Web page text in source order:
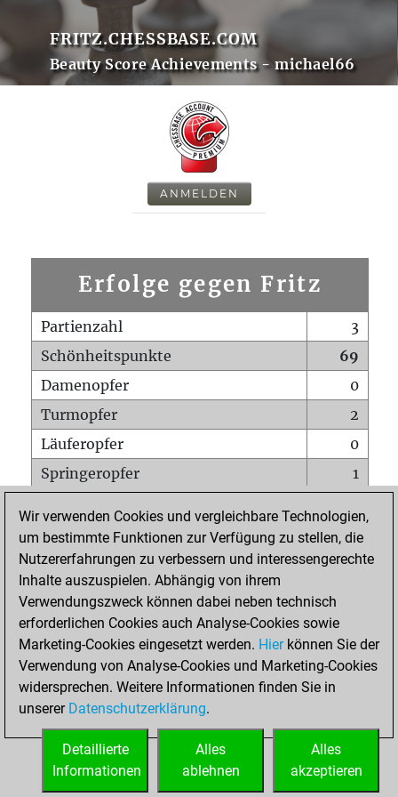
FRITZ.CHESSBASE.COM
Beauty Score Achievements - michael66
ANMELDEN
Erfolge gegen Fritz
Partienzahl
3
Schönheitspunkte
69
Damenopfer
0
Turmopfer
2
Läuferopfer
0
Springeropfer
1
Matt auf vollem Brett
0
Bauer setzt Matt
0
Erstickte Matts
Unterverwandlungen
Türme auf der siebten
0
STARTSEITE
Wir verwenden Cookies und vergleichbare Technologien,
um bestimmte Funktionen zur Verfügung zu stellen, die
Nutzererfahrungen zu verbessern und interessengerechte
Inhalte auszuspielen. Abhängig von ihrem
Verwendungszweck können dabei neben technisch
erforderlichen Cookies auch Analyse-Cookies sowie
Marketing-Cookies eingesetzt werden. Hierkönnen Sie der
Verwendung von Analyse-Cookies und Marketing-Cookies
widersprechen. Weitere Informationen finden Sie in
unserer Datenschutzerklärung.
Alles
akzeptieren
Alles
ablehnen
Detaillierte
Informationen